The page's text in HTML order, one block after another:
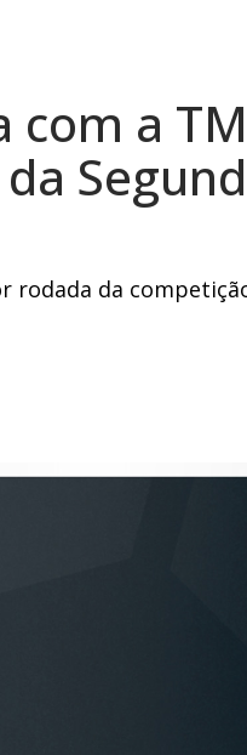
com a
rodada da